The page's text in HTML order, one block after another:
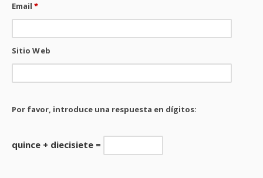
Email*
Sitio Web
Por favor, introduce una respuesta en dígitos:
quince + diecisiete =